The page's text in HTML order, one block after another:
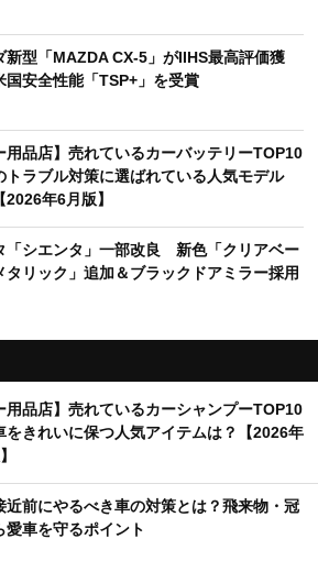
新型「MAZDA CX-5」がIIHS最高評価獲
安全性能「TSP+」を受賞
用品店】売れているカーバッテリーTOP10
トラブル対策に選ばれている人気モデル
2026年6月版】
「シエンタ」一部改良 新色「クリアベー
タリック」追加＆ブラックドアミラー採用
用品店】売れているカーシャンプーTOP10
をきれいに保つ人気アイテムは？【2026年
近前にやるべき車の対策とは？飛来物・冠
愛車を守るポイント